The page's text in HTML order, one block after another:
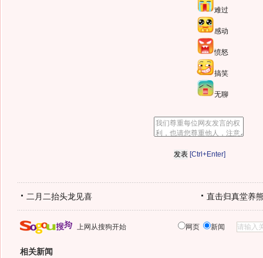
难过
感动
愤怒
搞笑
无聊
[Ctrl+Enter]
二月二抬头龙见喜 直击归真堂养
上网从搜狗开始 网页 新闻
相关新闻